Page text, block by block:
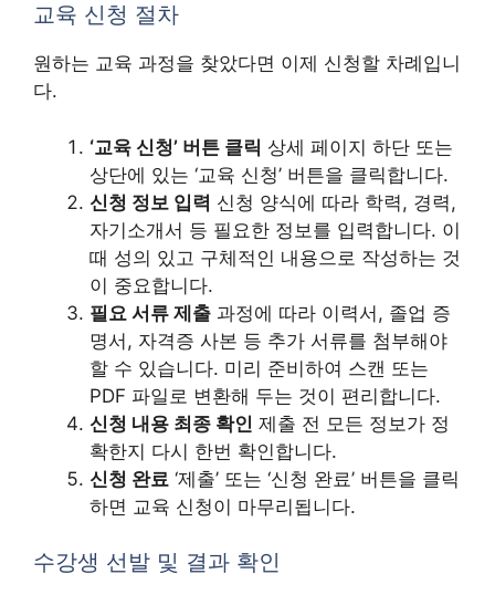
교육 신청 절차
원하는 교육 과정을 찾았다면 이제 신청할 차례입니
다.
‘교육 신청’ 버튼 클릭 상세 페이지 하단 또는
상단에 있는 ‘교육 신청’ 버튼을 클릭합니다.
신청 정보 입력 신청 양식에 따라 학력, 경력,
자기소개서 등 필요한 정보를 입력합니다. 이
때 성의 있고 구체적인 내용으로 작성하는 것
이 중요합니다.
필요 서류 제출 과정에 따라 이력서, 졸업 증
명서, 자격증 사본 등 추가 서류를 첨부해야
할 수 있습니다. 미리 준비하여 스캔 또는
PDF 파일로 변환해 두는 것이 편리합니다.
신청 내용 최종 확인 제출 전 모든 정보가 정
확한지 다시 한번 확인합니다.
신청 완료 ‘제출’ 또는 ‘신청 완료’ 버튼을 클릭
하면 교육 신청이 마무리됩니다.
수강생 선발 및 결과 확인